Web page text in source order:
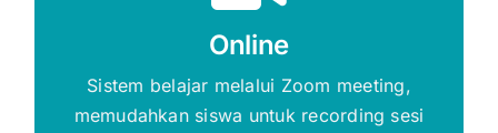
Online
Sistem belajar melalui Zoom meeting,
memudahkan siswa untuk recording sesi
DAFTAR SEKARANG